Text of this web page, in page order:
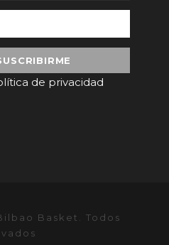
de privacidad
Basket. Todos